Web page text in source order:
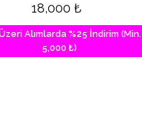
18,000 ₺
Alımlarda %25 İndirim (Min.
5,000 ₺)